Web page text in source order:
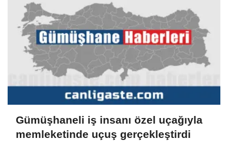
Gümüşhaneli iş insanı özel uçağıyla
memleketinde uçuş gerçekleştirdi